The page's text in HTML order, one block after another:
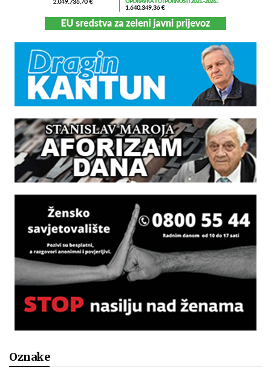
Oznake